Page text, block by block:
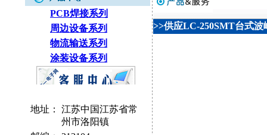
PCB焊接系列
周边设备系列
物流输送系列
涂装设备系列
地址：
江苏中国江苏省常
州市洛阳镇
>>供应LC-250SMT台式波